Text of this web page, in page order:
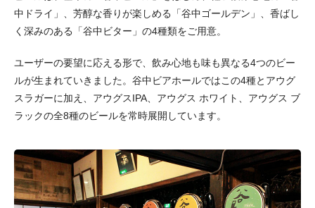
中ドライ」、芳醇な香りが楽しめる「谷中ゴールデン」、香ばし
く深みのある「谷中ビター」の4種類をご用意。
ユーザーの要望に応える形で、飲み心地も味も異なる4つのビー
ルが生まれていきました。谷中ビアホールではこの4種とアウグ
スラガーに加え、アウグスIPA、アウグス ホワイト、アウグス ブ
ラックの全8種のビールを常時展開しています。